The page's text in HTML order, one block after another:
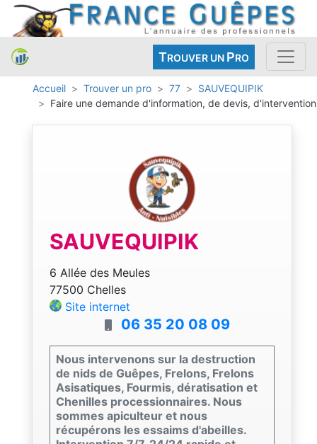
TROUVER UN PRO
Accueil Trouver un pro 77
SAUVEQUIPIK
Faire une demande d'information, de devis, d'intervention
SAUVEQUIPIK
6 Allée des Meules
77500 Chelles
Site internet
06 35 20 08 09
Nous intervenons sur la destruction
de nids de Guêpes, Frelons, Frelons
Asisatiques, Fourmis, dératisation et
Chenilles processionnaires. Nous
sommes apiculteur et nous
récupérons les essaims d'abeilles.